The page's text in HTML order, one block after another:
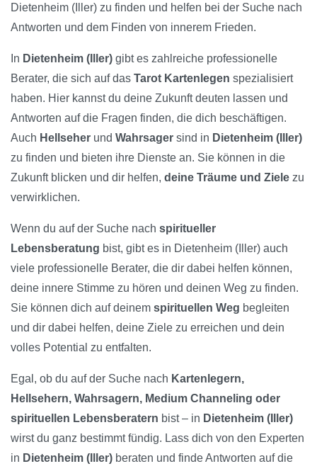
Dietenheim (Iller) zu finden und helfen bei der Suche nach
Antworten und dem Finden von innerem Frieden.
In Dietenheim (Iller) gibt es zahlreiche professionelle
Berater, die sich auf das Tarot Kartenlegen spezialisiert
haben. Hier kannst du deine Zukunft deuten lassen und
Antworten auf die Fragen finden, die dich beschäftigen.
Auch Hellseher und Wahrsager sind in Dietenheim (Iller)
zu finden und bieten ihre Dienste an. Sie können in die
Zukunft blicken und dir helfen, deine Träume und Ziele zu
verwirklichen.
Wenn du auf der Suche nach spiritueller
Lebensberatung bist, gibt es in Dietenheim (Iller) auch
viele professionelle Berater, die dir dabei helfen können,
deine innere Stimme zu hören und deinen Weg zu finden.
Sie können dich auf deinem spirituellen Weg begleiten
und dir dabei helfen, deine Ziele zu erreichen und dein
volles Potential zu entfalten.
Egal, ob du auf der Suche nach Kartenlegern,
Hellsehern, Wahrsagern, Medium Channeling oder
spirituellen Lebensberatern bist – in Dietenheim (Iller)
wirst du ganz bestimmt fündig. Lass dich von den Experten
in Dietenheim (Iller) beraten und finde Antworten auf die